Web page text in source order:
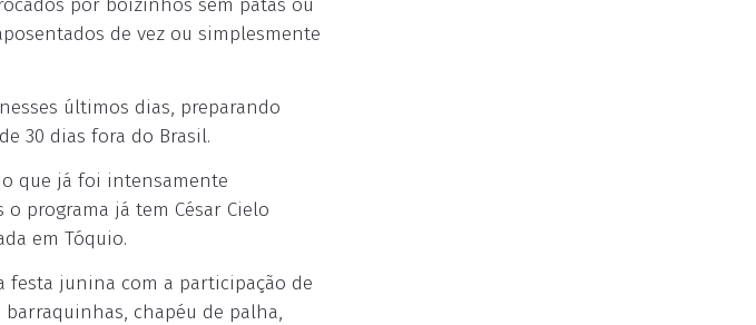
por boizinhos sem patas ou
de vez ou simplesmente
últimos dias, preparando
30 dias fora do Brasil.
o que já foi intensamente
programa já tem César Cielo
em Tóquio.
festa junina com a participação de
chapéu de palha,